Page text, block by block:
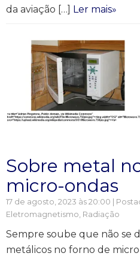
da aviação […] Ler mais»
Sobre metal
micro-ondas
17 de agosto, 2023 às 20:00 |
Eletromagnetismo, Radiação
Sempre soube que não se
metálicos no forno de